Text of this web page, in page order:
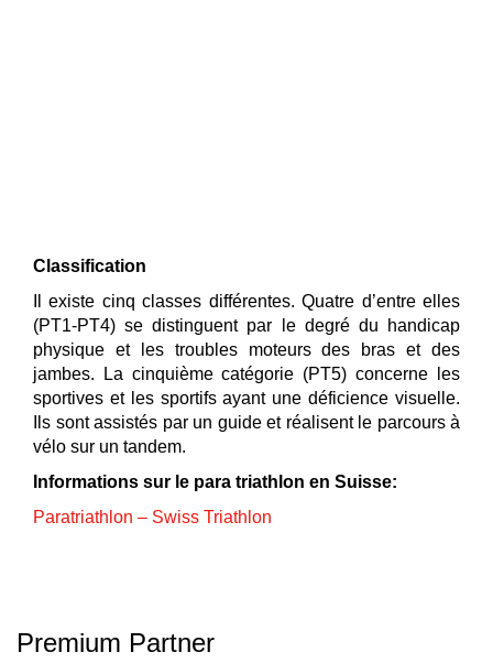
Classification
Il existe cinq classes différentes. Quatre d’entre elles
(PT1-PT4) se distinguent par le degré du handicap
physique et les troubles moteurs des bras et des
jambes. La cinquième catégorie (PT5) concerne les
sportives et les sportifs ayant une déficience visuelle.
Ils sont assistés par un guide et réalisent le parcours à
vélo sur un tandem.
Informations sur le para triathlon en Suisse:
Paratriathlon – Swiss Triathlon
Premium Partner